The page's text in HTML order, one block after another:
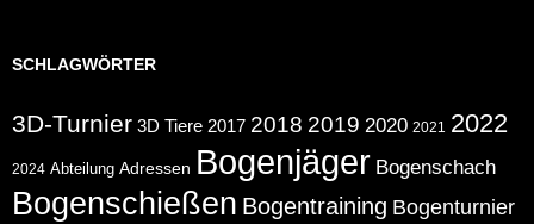
SCHLAGWÖRTER
3D-Turnier 3D Tiere 2017 2018 2019 2020 2021 2022
2024 Abteilung Adressen Bogenjäger Bogenschach
Bogenschießen Bogentraining Bogenturnier